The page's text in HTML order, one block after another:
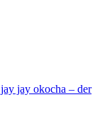
jay jay okocha – der